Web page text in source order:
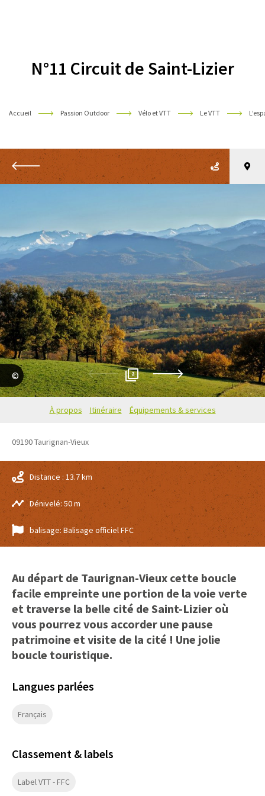
N°11 Circuit de Saint-Lizier
Accueil Passion Outdoor Vélo et VTT Le VTT
Retour
Marie Coufleau 2
À propos Itinéraire Équipements & services
09190Taurignan-Vieux
Distance : 13.7 km
Dénivelé: 50 m
balisage: Balisage officiel FFC
Au départ de Taurignan-Vieux cette boucle
facile empreinte une portion de la voie verte
et traverse la belle cité de Saint-Lizier où
vous pourrez vous accorder une pause
patrimoine et visite de la cité ! Une jolie
boucle touristique.
Langues parlées
Français
Classement & labels
Label VTT - FFC